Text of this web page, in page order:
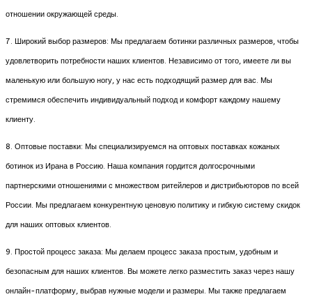
отношении окружающей среды.
7. Широкий выбор размеров: Мы предлагаем ботинки различных размеров, чтобы
удовлетворить потребности наших клиентов. Независимо от того, имеете ли вы
маленькую или большую ногу, у нас есть подходящий размер для вас. Мы
стремимся обеспечить индивидуальный подход и комфорт каждому нашему
клиенту.
8. Оптовые поставки: Мы специализируемся на оптовых поставках кожаных
ботинок из Ирана в Россию. Наша компания гордится долгосрочными
партнерскими отношениями с множеством ритейлеров и дистрибьюторов по всей
России. Мы предлагаем конкурентную ценовую политику и гибкую систему скидок
для наших оптовых клиентов.
9. Простой процесс заказа: Мы делаем процесс заказа простым, удобным и
безопасным для наших клиентов. Вы можете легко разместить заказ через нашу
онлайн-платформу, выбрав нужные модели и размеры. Мы также предлагаем